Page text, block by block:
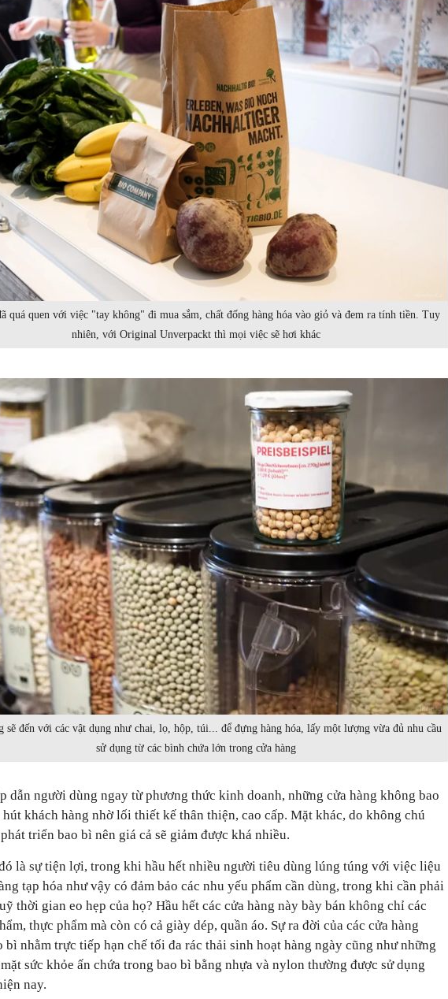
quá quen với việc "tay không" đi mua sắm, chất đống hàng hóa vào giỏ và đem ra tính tiền. Tuy
nhiên, với Original Unverpackt thì mọi việc sẽ hơi khác
sẽ đến với các vật dụng như chai, lọ, hộp, túi... để đựng hàng hóa, lấy một lượng vừa đủ nhu cầu
sử dụng từ các bình chứa lớn trong cửa hàng
dẫn người dùng ngay từ phương thức kinh doanh, những cửa hàng không bao
khách hàng nhờ lối thiết kế thân thiện, cao cấp. Mặt khác, do không chú
triển bao bì nên giá cả sẽ giảm được khá nhiều.
là sự tiện lợi, trong khi hầu hết nhiều người tiêu dùng lúng túng với việc liệu
tạp hóa như vậy có đảm bảo các nhu yếu phẩm cần dùng, trong khi cần phải
thời gian eo hẹp của họ? Hầu hết các cửa hàng này bày bán không chỉ các
thực phẩm mà còn có cả giày dép, quần áo. Sự ra đời của các cửa hàng
bì nhằm trực tiếp hạn chế tối đa rác thải sinh hoạt hàng ngày cũng như những
sức khỏe ấn chứa trong bao bì bằng nhựa và nylon thường được sử dụng
nay.